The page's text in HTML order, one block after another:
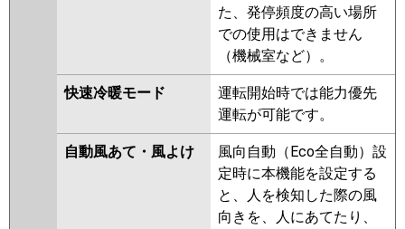
た、発停頻度の高い場所
での使用はできません
（機械室など）。
快速冷暖モード
運転開始時では能力優先
運転が可能です。
自動風あて・風よけ
風向自動（Eco全自動）設
定時に本機能を設定する
と、人を検知した際の風
向きを、人にあてたり、